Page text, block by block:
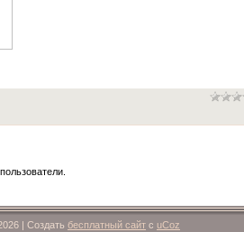
| Создать бесплатный сайт с uCoz